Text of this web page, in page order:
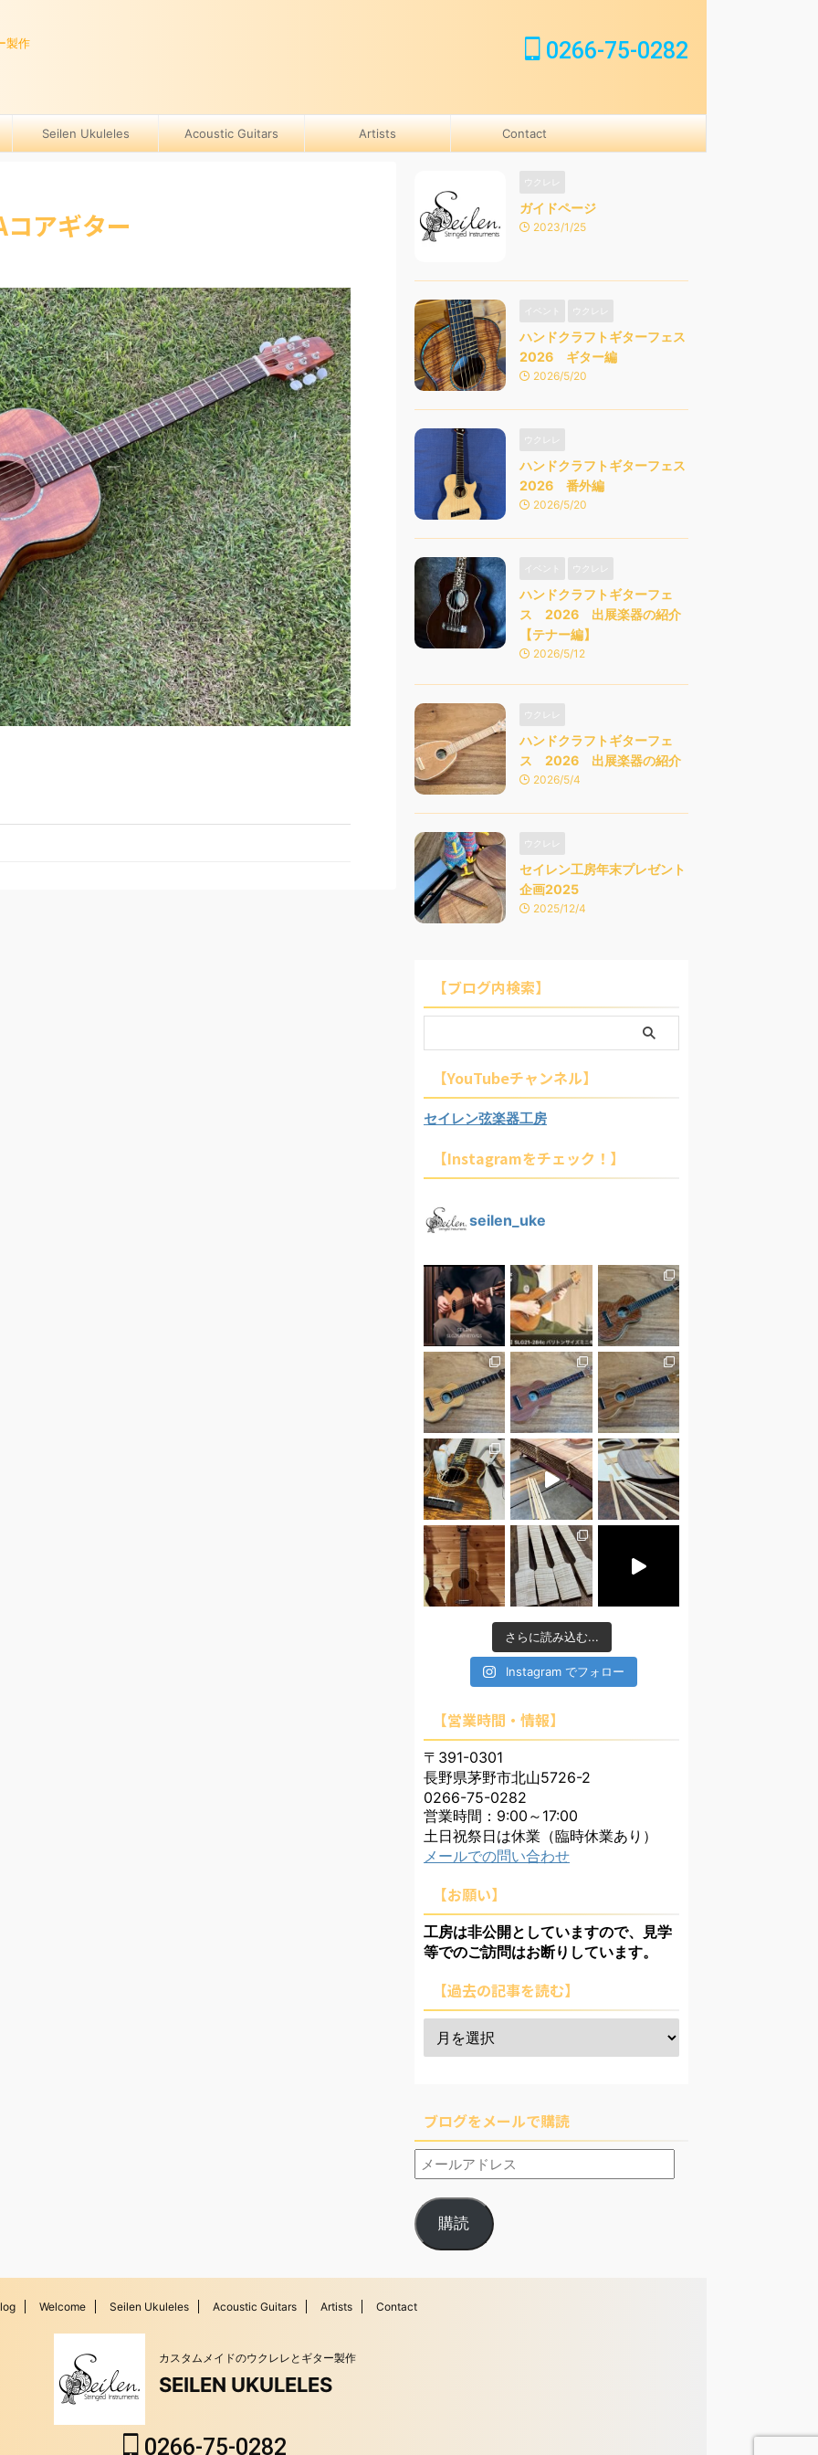
製作 0266-75-0282
Seilen Ukuleles Acoustic Guitars Artists Contact
アギター ガイドページ
2023/1/25
ハンドクラフトギターフェス
2026 ギター編
2026/5/20
ハンドクラフトギターフェス
2026 番外編
2026/5/20
ハンドクラフトギターフェ
ス 2026 出展楽器の紹介
【テナー編】
2026/5/12
ハンドクラフトギターフェ
ス 2026 出展楽器の紹介
2026/5/4
セイレン工房年末プレゼント
企画2025
2025/12/4
【ブログ内検索】
【YouTubeチャンネル】
セイレン弦楽器工房
【Instagramをチェック！】
seilen_uke
さらに読み込む...
Instagram でフォロー
【営業時間・情報】
〒391-0301
長野県茅野市北山5726-2
0266-75-0282
営業時間：9:00～17:00
土日祝祭日は休業（臨時休業あり）
メールでの問い合わせ
【お願い】
工房は非公開としていますので、見学
等でのご訪問はお断りしています。
【過去の記事を読む】
ブログをメールで購読
購読
Welcome Seilen Ukuleles Acoustic Guitars Artists Contact
カスタムメイドのウクレレとギター製作
SEILEN UKULELES
0266-75-0282